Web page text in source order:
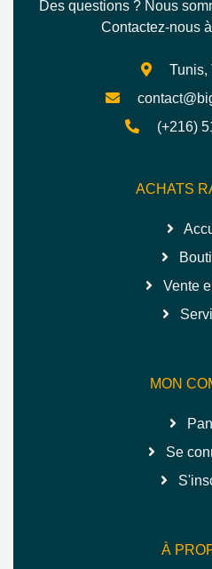
Des questions ? Nous
Contactez-nous
Tunis,
(+216)
ACHATS
Vente
MON
Se
À